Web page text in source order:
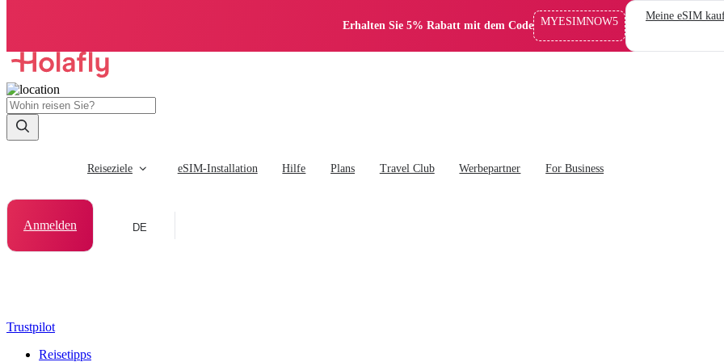
Erhalten Sie 5% Rabatt mit dem Code MYESIMNOW5 Meine eSIM
Reiseziele eSIM-Installation Hilfe Plans Travel Club Werbepartner For Business
Anmelden DE
Trustpilot
Reisetipps